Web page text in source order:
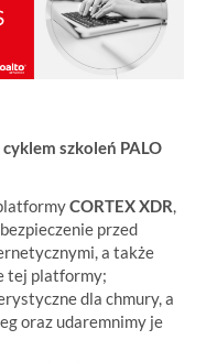
cyklem szkoleń PALO
CORTEX XDR,
przed
a także
tej platformy;
dla chmury, a
oraz udaremnimy je